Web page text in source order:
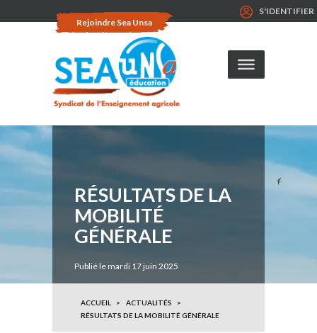
Rejoindre Sea Unsa
S'IDENTIFIER
RÉSULTATS DE LA
MOBILITÉ
GÉNÉRALE
Publié le mardi 17 juin 2025
ACCUEIL
ACTUALITÉS
RÉSULTATS DE LA MOBILITÉ GÉNÉRALE